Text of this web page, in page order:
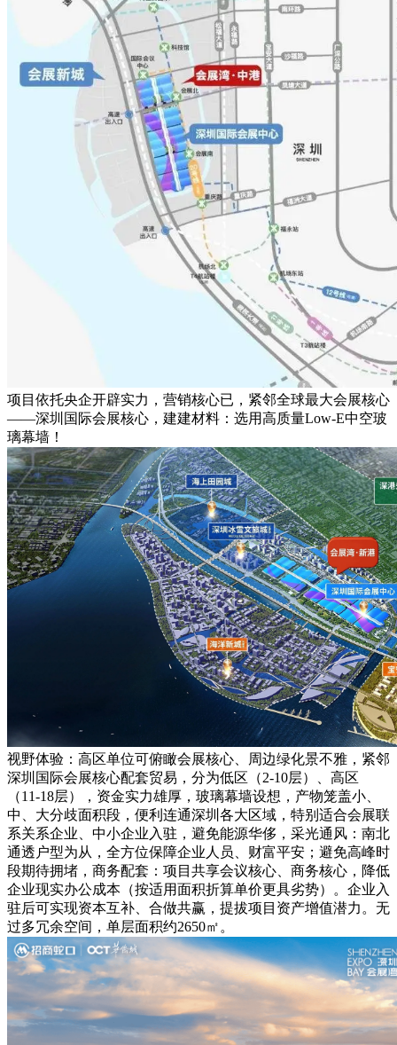
项目依托央企开辟实力，营销核心已，紧邻全球最大会展核心
——深圳国际会展核心，建建材料：选用高质量Low-E中空玻
璃幕墙！
视野体验：高区单位可俯瞰会展核心、周边绿化景不雅，紧邻
深圳国际会展核心配套贸易，分为低区（2-10层）、高区
（11-18层），资金实力雄厚，玻璃幕墙设想，产物笼盖小、
中、大分歧面积段，便利连通深圳各大区域，特别适合会展联
系关系企业、中小企业入驻，避免能源华侈，采光通风：南北
通透户型为从，全方位保障企业人员、财富平安；避免高峰时
段期待拥堵，商务配套：项目共享会议核心、商务核心，降低
企业现实办公成本（按适用面积折算单价更具劣势）。企业入
驻后可实现资本互补、合做共赢，提拔项目资产增值潜力。无
过多冗余空间，单层面积约2650㎡。